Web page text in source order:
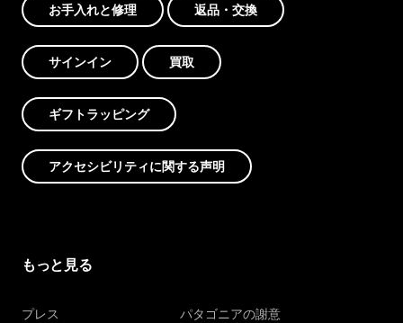
お手入れと修理 返品・交換
サインイン 買取
ギフトラッピング
アクセシビリティに関する声明
もっと見る
プレス パタゴニアの謝意